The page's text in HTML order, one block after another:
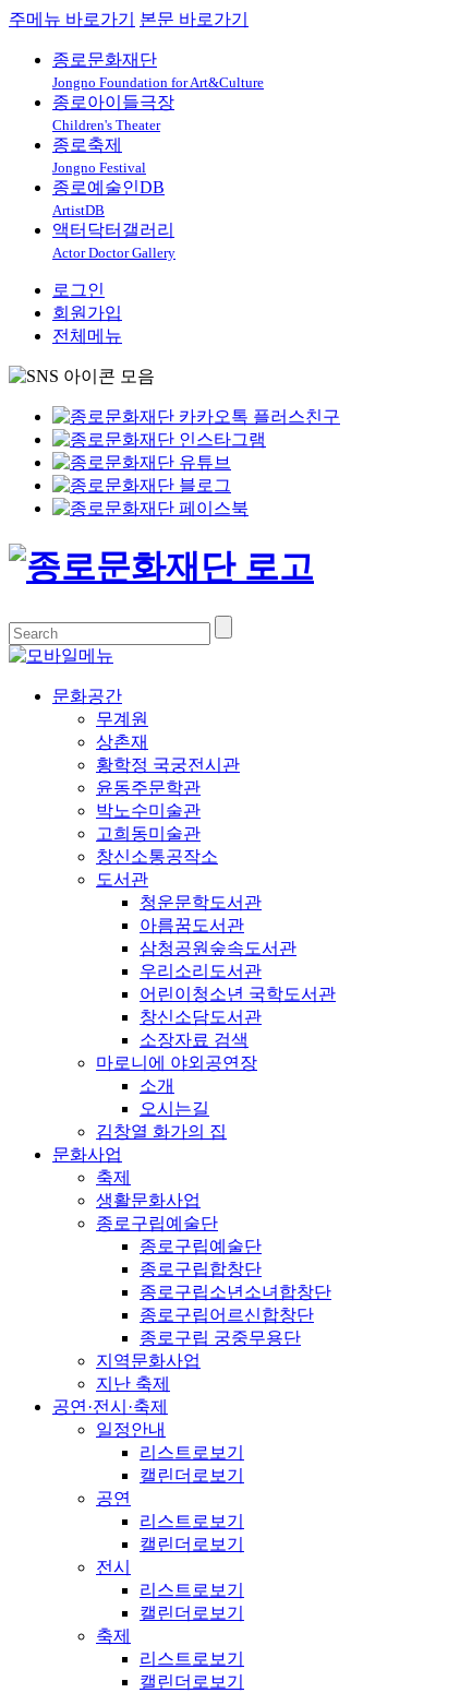
주메뉴 바로가기 본문 바로가기
종로문화재단
Jongno Foundation for Art&Culture
종로아이들극장
Children's Theater
종로축제
Jongno Festival
종로예술인DB
ArtistDB
액터닥터갤러리
Actor Doctor Gallery
로그인
회원가입
전체메뉴
문화공간
무계원
상촌재
황학정 국궁전시관
윤동주문학관
박노수미술관
고희동미술관
창신소통공작소
도서관
청운문학도서관
아름꿈도서관
삼청공원숲속도서관
우리소리도서관
어린이청소년 국학도서관
창신소담도서관
소장자료 검색
마로니에 야외공연장
소개
오시는길
김창열 화가의 집
문화사업
축제
생활문화사업
종로구립예술단
종로구립예술단
종로구립합창단
종로구립소년소녀합창단
종로구립어르신합창단
종로구립 궁중무용단
지역문화사업
지난 축제
공연·전시·축제
일정안내
리스트로보기
캘린더로보기
공연
리스트로보기
캘린더로보기
전시
리스트로보기
캘린더로보기
축제
리스트로보기
캘린더로보기